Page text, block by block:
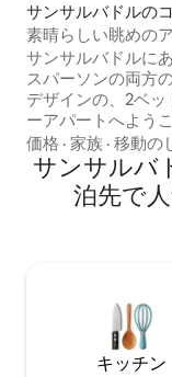
サンサルバドルの
ニアム
素晴らしい眺めの
ム、サンサルバドル
サンサルバドルに
スパーソンの両方
デザインの、2ベ
ーアパートへよう
ルームには広々と
ッドが備わってお
ただけます。 アパ
のための設備が整って
ースとエレガント
素晴らしいご滞在
価格 · 家族 · 移動の
サンサルバ
泊先で
キッチン